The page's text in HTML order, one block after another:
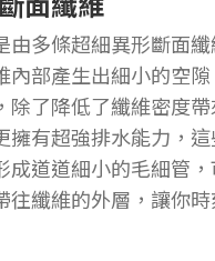
由多條超細異形斷面
內部產生出細小的空
除了降低了纖維密度
擁有超強排水能力，
成道道細小的毛細管
往纖維的外層，讓你